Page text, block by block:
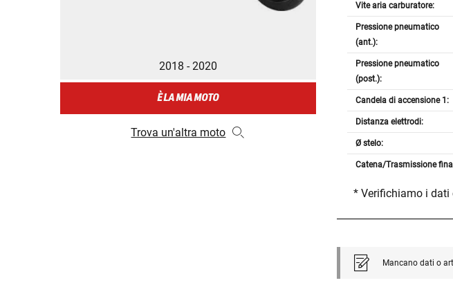
2018 - 2020
È LA MIA MOTO
Trova un'altra moto
Vite aria carburatore:
Pressione pneumatico
(ant.):
Pressione pneumatico
(post.):
Candela di accensione 1:
Distanza elettrodi:
Ø stelo:
Catena/Trasmissione
* Verifichiamo i dati
Mancano dati o